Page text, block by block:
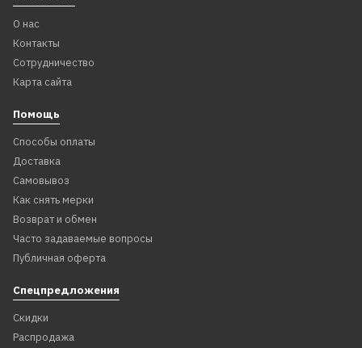
О нас
Контакты
Сотрудничество
Карта сайта
Помощь
Способы оплаты
Доставка
Самовывоз
Как снять мерки
Возврат и обмен
Часто задаваемые вопросы
Публичная оферта
Спецпредложения
Скидки
Распродажа